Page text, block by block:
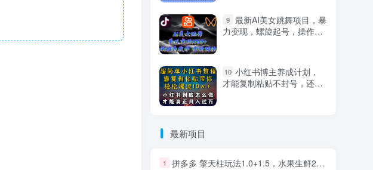
9 最新AI美女跳舞项目，暴
力变现，螺旋起号，操作简
10 小红书博主养成计划，
才能复制粘贴不封号，还能
最新项目
1 拼多多 擎天柱玩法1.0+1.5，水果生鲜2小时起量,标品2天爆单,利润率提升30%